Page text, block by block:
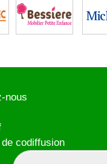
nous
codiffusion